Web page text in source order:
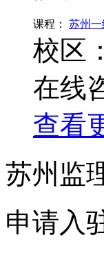
课程： 苏州一
校区：
在线
查看
苏州监
申请入